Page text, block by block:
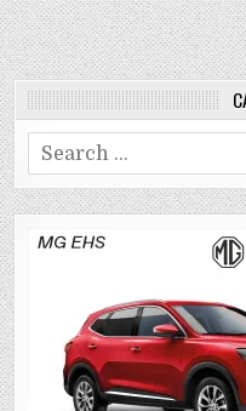
Search
for: